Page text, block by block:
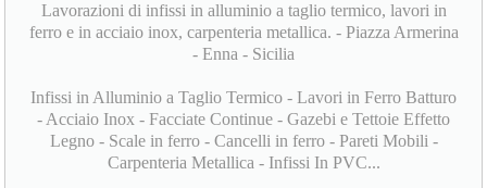
Lavorazioni di infissi in alluminio a taglio termico, lavori in
ferro e in acciaio inox, carpenteria metallica. - Piazza Armerina
- Enna - Sicilia
Infissi in Alluminio a Taglio Termico - Lavori in Ferro Batturo
- Acciaio Inox - Facciate Continue - Gazebi e Tettoie Effetto
Legno - Scale in ferro - Cancelli in ferro - Pareti Mobili -
Carpenteria Metallica - Infissi In PVC...